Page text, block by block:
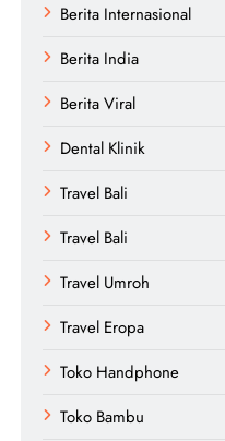
Berita Internasional
Berita India
Berita Viral
Dental Klinik
Travel Bali
Travel Bali
Travel Umroh
Travel Eropa
Toko Handphone
Toko Bambu